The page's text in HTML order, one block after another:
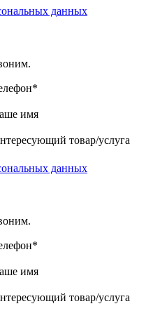
данных
*
имя
товар/услуга
данных
*
имя
товар/услуга